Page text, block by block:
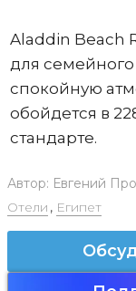
Aladdin Beach
для семейного
спокойную
обойдется в
стандарте.
Автор: Евгений
Отели , Египет